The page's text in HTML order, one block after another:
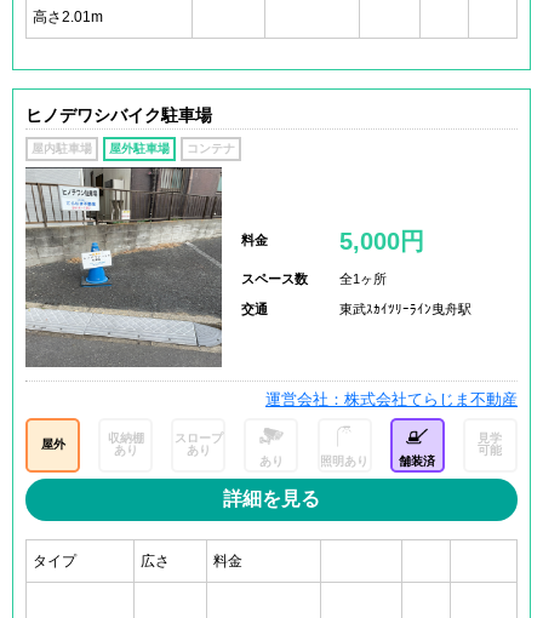
高さ2.01m
ヒノデワシバイク駐車場
屋内駐車場 屋外駐車場 コンテナ
料金 5,000円
スペース数 全1ヶ所
交通 東武ｽｶｲﾂﾘｰﾗｲﾝ曳舟駅
運営会社：株式会社てらじま不動産
屋外
収納棚
あり
スロープ
あり
あり 照明あり 舗装済
見学
可能
詳細を見る
タイプ 広さ 料金